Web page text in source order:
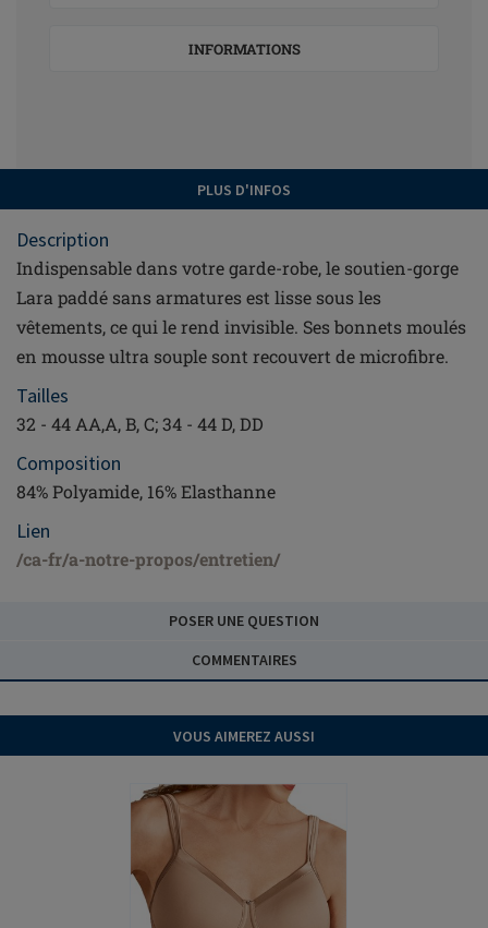
INFORMATIONS
PLUS D'INFOS
Description
Indispensable dans votre garde-robe, le soutien-gorge
Lara paddé sans armatures est lisse sous les
vêtements, ce qui le rend invisible. Ses bonnets moulés
en mousse ultra souple sont recouvert de microfibre.
Tailles
32 - 44 AA,A, B, C; 34 - 44 D, DD
Composition
84% Polyamide, 16% Elasthanne
Lien
/ca-fr/a-notre-propos/entretien/
POSER UNE QUESTION
COMMENTAIRES
VOUS AIMEREZ AUSSI